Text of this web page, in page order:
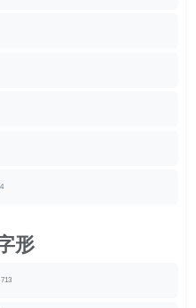
形
713